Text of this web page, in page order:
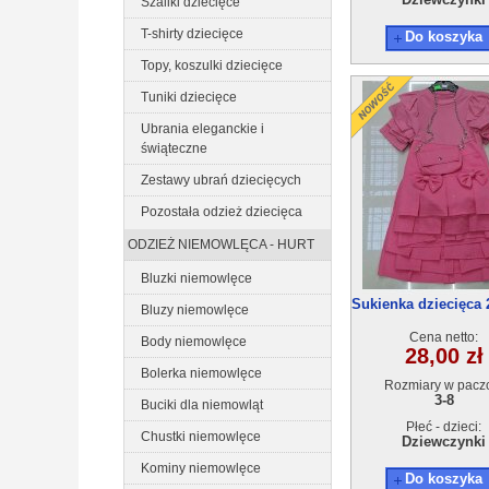
T-shirty dziecięce
Topy, koszulki dziecięce
Tuniki dziecięce
Ubrania eleganckie i
świąteczne
Zestawy ubrań dziecięcych
Pozostała odzież dziecięca
ODZIEŻ NIEMOWLĘCA - HURT
Bluzki niemowlęce
Bluzy niemowlęce
Body niemowlęce
Bolerka niemowlęce
Buciki dla niemowląt
Chustki niemowlęce
Kominy niemowlęce
Do koszyka
Sukienka dziecięca
Cena netto:
28,00 zł
Rozmiary w
3-8
Płeć - dzieci:
Dziewczynki
Do koszyka